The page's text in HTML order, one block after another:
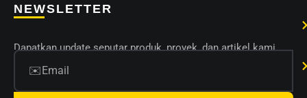
NEWSLETTER
Dapatkan update seputar produk, proyek, dan artikel kami.